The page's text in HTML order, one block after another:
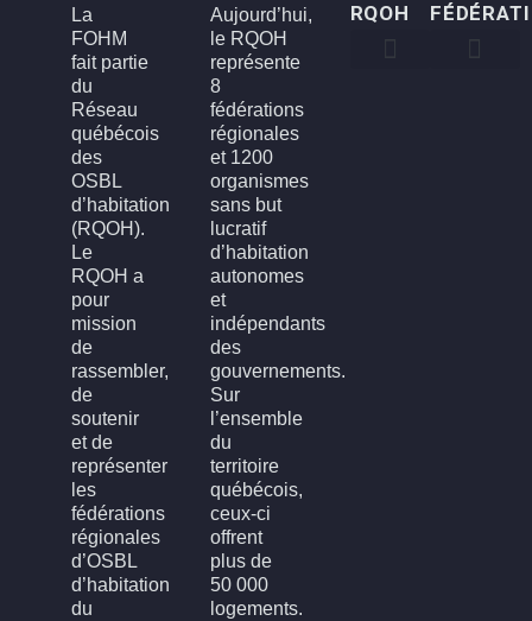
La
FOHM
fait partie
du
Réseau
québécois
des
OSBL
d’habitation
(RQOH).
Le
RQOH a
pour
mission
de
rassembler,
de
soutenir
et de
représenter
les
fédérations
régionales
d’OSBL
d’habitation
du
Aujourd’hui,
le RQOH
représente
8
fédérations
régionales
et 1200
organismes
sans but
lucratif
d’habitation
autonomes
et
indépendants
des
gouvernements.
Sur
l’ensemble
du
territoire
québécois,
ceux-ci
offrent
plus de
50 000
logements.
RQOH